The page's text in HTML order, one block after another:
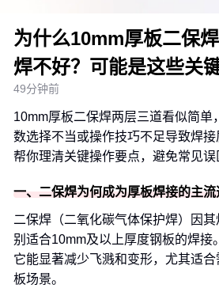
为什么10mm厚板二保
焊不好？可能是这些关
49分钟前
10mm厚板二保焊两层三道看似简单
数选择不当或操作技巧不足导致焊
帮你理清关键操作要点，避免常见误
一、二保焊为何成为厚板焊接的主流
二保焊（二氧化碳气体保护焊）因
别适合10mm及以上厚度钢板的焊接
它能显著减少飞溅和变形，尤其适
板场景。